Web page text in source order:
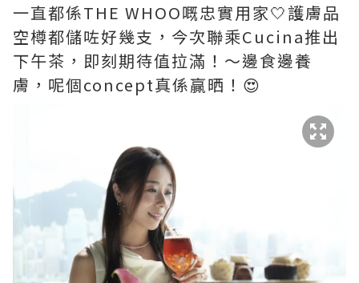
一直都係THE WHOO嘅忠實用家🤍護膚品
空樽都儲咗好幾支，今次聯乘Cucina推出
下午茶，即刻期待值拉滿！～邊食邊養
膚，呢個concept真係贏晒！😍